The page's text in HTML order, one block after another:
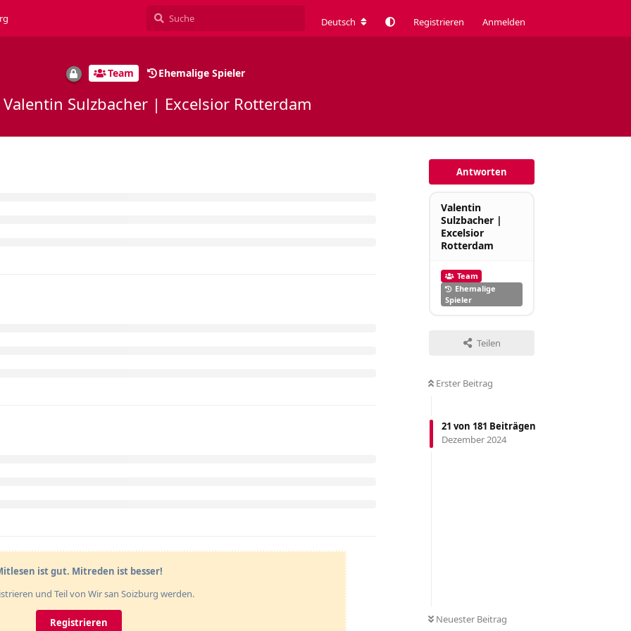
Deutsch Registrieren Anmelden
Team Ehemalige Spieler
Valentin Sulzbacher | Excelsior Rotterdam
Antworten
Valentin
Sulzbacher |
Excelsior
Rotterdam
Team
Ehemalige
Spieler
Teilen
Erster Beitrag
21 von 181 Beiträgen
Dezember 2024
Neuester Beitrag
ist gut. Mitreden ist besser!
und Teil von Wir san Soizburg werden.
Registrieren